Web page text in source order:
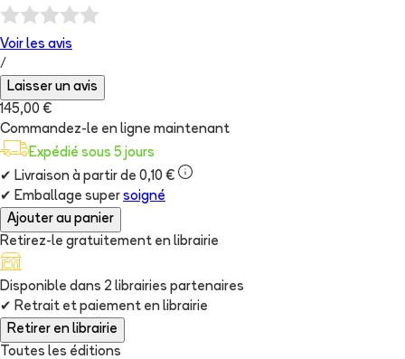
Voir les avis
/
Laisser un avis
145,00 €
Commandez-le en ligne maintenant
Expédié sous 5 jours
✔ Livraison à partir de 0,10 €
✔ Emballage super soigné
Ajouter au panier
Retirez-le gratuitement en librairie
Disponible dans 2 librairies partenaires
✔ Retrait et paiement en librairie
Retirer en librairie
Toutes les éditions